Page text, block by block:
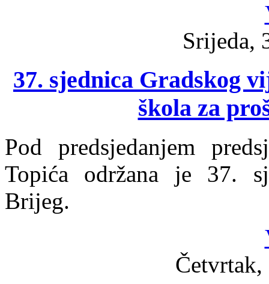
Srijeda,
37. sjednica Gradskog
škola za
Pod predsjedanjem
Topića održana je 37.
Brijeg.